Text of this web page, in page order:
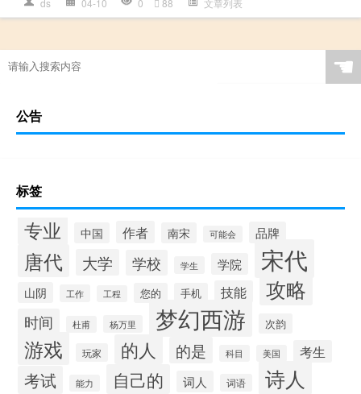
ds 04-10 0 88 文章列表
☚
公告
标签
专业 中国 作者 南宋 可能会 品牌
唐代 大学 学校 学生 学院 宋代
山阴 工作 工程 您的 手机 技能 攻略
时间 杜甫 杨万里 梦幻西游 次韵
游戏 玩家 的人 的是 科目 美国 考生
考试 能力 自己的 词人 词语 诗人